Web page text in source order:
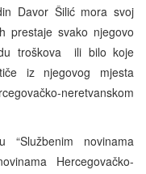
Davor Šilić mora svoj
prestaje svako njegovo
troškova ili bilo koje
iz njegovog mjesta
neretvanskom
novinama
Hercegovačko-